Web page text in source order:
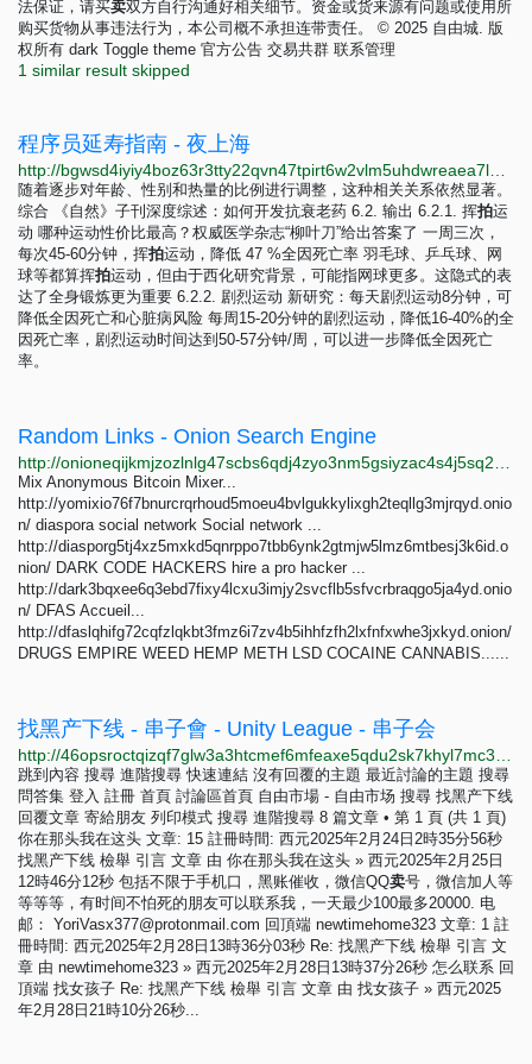
法保证，请买卖双方自行沟通好相关细节。资金或货来源有问题或使用所
购买货物从事违法行为，本公司概不承担连带责任。 © 2025 自由城. 版
权所有 dark Toggle theme 官方公告 交易共群 联系管理
1 similar result skipped
程序员延寿指南 - 夜上海
随着逐步对年龄、性别和热量的比例进行调整，这种相关关系依然显著。
综合 《自然》子刊深度综述：如何开发抗衰老药 6.2. 输出 6.2.1. 挥拍运
动 哪种运动性价比最高？权威医学杂志“柳叶刀”给出答案了 一周三次，
每次45-60分钟，挥拍运动，降低 47 %全因死亡率 羽毛球、乒乓球、网
球等都算挥拍运动，但由于西化研究背景，可能指网球更多。这隐式的表
达了全身锻炼更为重要 6.2.2. 剧烈运动 新研究：每天剧烈运动8分钟，可
降低全因死亡和心脏病风险 每周15-20分钟的剧烈运动，降低16-40%的全
因死亡率，剧烈运动时间达到50-57分钟/周，可以进一步降低全因死亡
率。
Random Links - Onion Search Engine
Mix Anonymous Bitcoin Mixer...
http://yomixio76f7bnurcrqrhoud5moeu4bvlgukkylixgh2teqllg3mjrqyd.onio
n/ diaspora social network Social network ...
http://diasporg5tj4xz5mxkd5qnrppo7tbb6ynk2gtmjw5lmz6mtbesj3k6id.o
nion/ DARK CODE HACKERS hire a pro hacker ...
http://dark3bqxee6q3ebd7fixy4lcxu3imjy2svcflb5sfvcrbraqgo5ja4yd.onio
n/ DFAS Accueil...
http://dfaslqhifg72cqfzlqkbt3fmz6i7zv4b5ihhfzfh2lxfnfxwhe3jxkyd.onion/
DRUGS EMPIRE WEED HEMP METH LSD COCAINE CANNABIS......
找黑产下线 - 串子會 - Unity League - 串子会
跳到內容 搜尋 進階搜尋 快速連結 沒有回覆的主題 最近討論的主題 搜尋
問答集 登入 註冊 首頁 討論區首頁 自由市場 - 自由市场 搜尋 找黑产下线
回覆文章 寄給朋友 列印模式 搜尋 進階搜尋 8 篇文章 • 第 1 頁 (共 1 頁)
你在那头我在这头 文章: 15 註冊時間: 西元2025年2月24日2時35分56秒
找黑产下线 檢舉 引言 文章 由 你在那头我在这头 » 西元2025年2月25日
12時46分12秒 包括不限于手机口，黑账催收，微信QQ卖号，微信加人等
等等等，有时间不怕死的朋友可以联系我，一天最少100最多20000. 电
邮： YoriVasx377@protonmail.com 回頂端 newtimehome323 文章: 1 註
冊時間: 西元2025年2月28日13時36分03秒 Re: 找黑产下线 檢舉 引言 文
章 由 newtimehome323 » 西元2025年2月28日13時37分26秒 怎么联系 回
頂端 找女孩子 Re: 找黑产下线 檢舉 引言 文章 由 找女孩子 » 西元2025
年2月28日21時10分26秒...